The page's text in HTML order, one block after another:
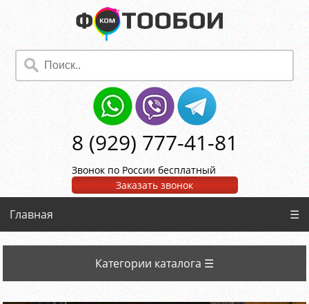
8 (929) 777-41-81
Звонок по России бесплатный
Заказать звонок
Главная ☰
Категории каталога ☰